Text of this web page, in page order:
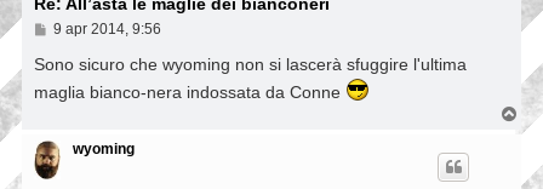
Re: All’asta le maglie dei bianconeri
M
s
a
i
o
9 apr 2014, 9:56
Sono sicuro che wyoming non si lascerà sfuggire l'ultima
maglia bianco-nera indossata da Conne
T
o
wyoming